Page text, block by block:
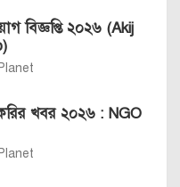
বিজ্ঞপ্তি ২০২৬ (Akij
খবর ২০২৬ : NGO